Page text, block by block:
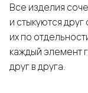
Все изделия
и стыкуются
их по
каждый элемент
друг в друга.